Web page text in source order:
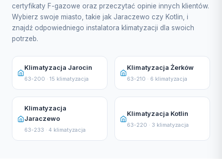
certyfikaty F-gazowe oraz przeczytać opinie innych klientów.
Wybierz swoje miasto, takie jak Jaraczewo czy Kotlin, i
znajdź odpowiedniego instalatora klimatyzacji dla swoich
potrzeb.
Klimatyzacja Jarocin
63-200 · 15 klimatyzacja
Klimatyzacja Żerków
63-210 · 6 klimatyzacja
Klimatyzacja
Jaraczewo
63-233 · 4 klimatyzacja
Klimatyzacja Kotlin
63-220 · 3 klimatyzacja